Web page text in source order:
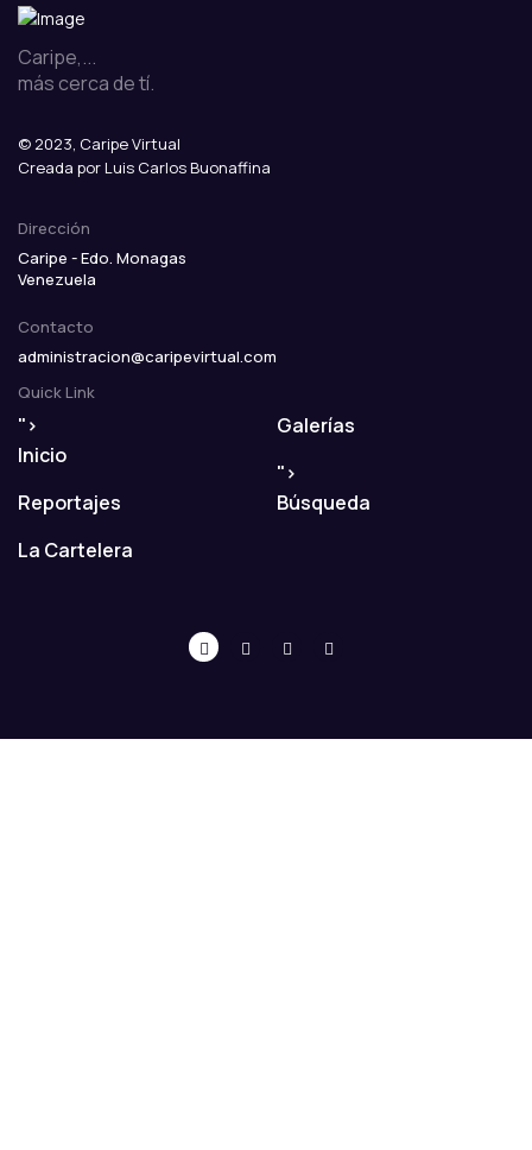
Caripe,...
más cerca de tí.
© 2023, Caripe Virtual
Creada por Luis Carlos Buonaffina
Dirección
Caripe - Edo. Monagas
Venezuela
Contacto
administracion@caripevirtual.com
Quick Link
">
Inicio
Reportajes
La Cartelera
Galerías
">
Búsqueda